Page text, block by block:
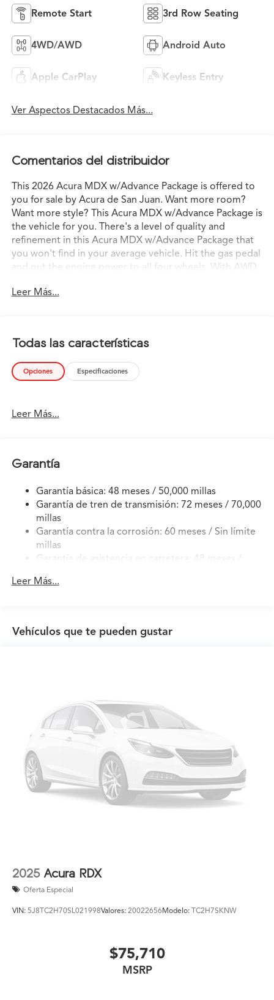
Remote Start 3rd Row Seating
4WD/AWD Android Auto
Apple CarPlay Keyless Entry
Ver Aspectos Destacados Más...
Comentarios del distribuidor
This 2026 Acura MDX w/Advance Package is offered to
you for sale by Acura de San Juan. Want more room?
Want more style? This Acura MDX w/Advance Package is
the vehicle for you. There's a level of quality and
refinement in this Acura MDX w/Advance Package that
you won't find in your average vehicle. Hit the gas pedal
and put the engine power to all four wheels. With AWD,
every time you drive. The look is unmistakably Acura,
Leer Más...
Todas las características
Opciones Especificaciones
Leer Más...
Garantía
Garantía básica: 48 meses / 50,000 millas
Garantía de tren de transmisión: 72 meses / 70,000
millas
Garantía contra la corrosión: 60 meses / Sin límite
millas
Garantía de asistencia en carretera: 48 meses /
Garantía de mantenimiento: 12 meses / 12,000
Leer Más...
Vehículos que te pueden gustar
2025 Acura RDX
Oferta Especial
VIN: 5J8TC2H70SL021998Valores: 20022656Modelo: TC2H7SKNW
$75,710
MSRP